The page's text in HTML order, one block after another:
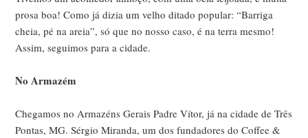
prosa boa! Como já dizia um velho ditado popular: “Barriga
cheia, pé na areia”, só que no nosso caso, é na terra mesmo!
Assim, seguimos para a cidade.
No Armazém
Chegamos no Armazéns Gerais Padre Vítor, já na cidade de Três
Pontas, MG. Sérgio Miranda, um dos fundadores do Coffee &